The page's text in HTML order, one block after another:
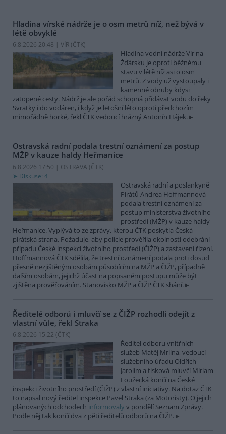
Hladina vírské nádrže je o osm metrů níž, než bývá v
létě obvyklé
6.8.2026 20:48 | VÍR (ČTK)
Hladina vodní nádrže Vír na
Žďársku je oproti běžnému
stavu v létě níž asi o osm
metrů. Z vody už vystoupaly i
kamenné obruby kdysi
zatopené cesty. Nádrž je ale pořád schopná přidávat vodu do řeky
Svratky i do vodáren, i když je letošní léto oproti předchozím
mimořádně horké, řekl ČTK vedoucí hrázný Antonín Hájek.
Ostravská radní podala trestní oznámení za postup
MŽP v kauze haldy Heřmanice
6.8.2026 17:50 | OSTRAVA (ČTK)
Diskuse: 4
Ostravská radní a poslankyně
Pirátů Andrea Hoffmannová
podala trestní oznámení za
postup ministerstva životního
prostředí (MŽP) v kauze haldy
Heřmanice. Vyplývá to ze zprávy, kterou ČTK poskytla Česká
pirátská strana. Požaduje, aby policie prověřila okolnosti odebrání
případu České inspekci životního prostředí (ČIŽP) a zastavení řízení.
Hoffmannová ČTK sdělila, že trestní oznámení podala proti dosud
přesně nezjištěným osobám působícím na MŽP a ČIŽP, případně
dalším osobám, jejichž účast na popsaném postupu může být
zjištěna prověřováním. Stanovisko MŽP a ČIŽP ČTK shání.
Ředitelé odborů i mluvčí se z ČIŽP rozhodli odejít z
vlastní vůle, řekl Straka
6.8.2026 15:22 (ČTK)
Ředitel odboru vnitřních
služeb Matěj Mrlina, vedoucí
služebního úřadu Oldřich
Jarolím a tisková mluvčí Miriam
Loužecká končí na České
inspekci životního prostředí (ČIŽP) z vlastní iniciativy. Na dotaz ČTK
to napsal nový ředitel inspekce Pavel Straka (za Motoristy). O jejich
plánovaných odchodech informovaly v pondělí Seznam Zprávy.
Podle něj tak končí dva z pěti ředitelů odborů na ČIŽP.